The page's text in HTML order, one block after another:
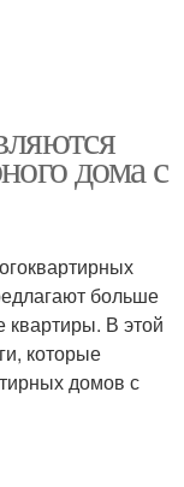
дома с
больше
квартиры. В этой
которые
домов с